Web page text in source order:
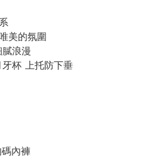
美的氛圍
浪漫
杯 上托防下垂
內褲